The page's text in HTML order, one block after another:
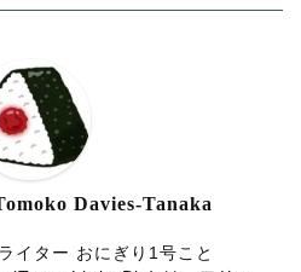
Davies-Tanaka
イター おにぎり1号こと